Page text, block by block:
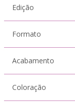
Edição
Formato
Acabamento
Coloração